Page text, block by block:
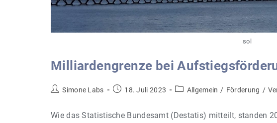
sol
Milliardengrenze bei
Beitrags-
Simone Labs
Beitrag18. Juli 2023
Beitrags-
Allgemein / Förderung /
Wie das Statistische Bundesamt (Destatis) mitteilt, standen